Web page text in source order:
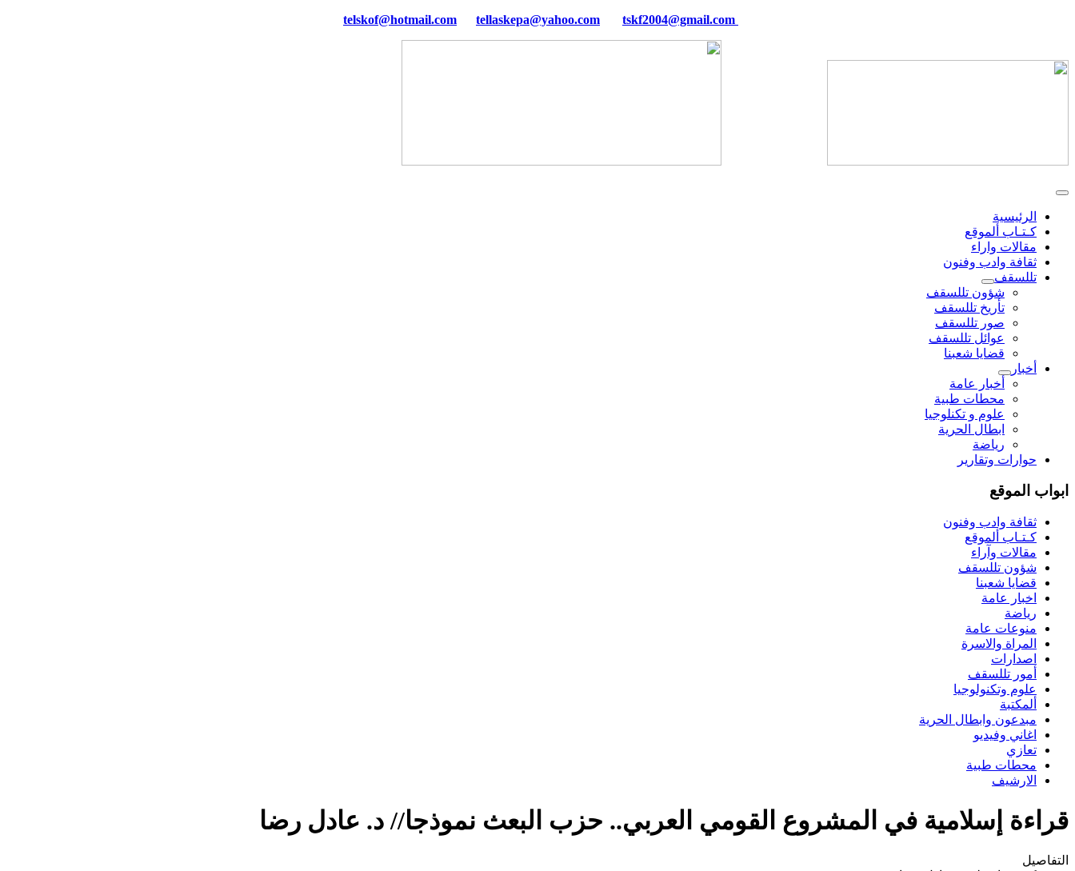
tellaskepa@yahoo.com tskf2004@gmail.com
الرئيسية
كـتـاب ألموقع
مقالات واراء
ثقافة وادب وفنون
تللسقف
شؤون تللسقف
تأريخ تللسقف
صور تللسقف
عوائل تللسقف
قضايا شعبنا
أخبار
أخبار عامة
محطات طبية
علوم و تکنلوجیا
ابطال الحرية
رياضة
حوارات وتقارير
ابواب الموقع
ثقافة وادب وفنون
كـتـاب ألموقع
مقالات وآراء
شؤون تللسقف
قضايا شعبنا
اخبار عامة
رياضة
منوعات عامة
المراة والاسرة
اصدارات
أمور تللسقف
علوم وتكنولوجيا
ألمكتبة
مبدعون وابطال الحرية
اغاني وفيديو
تعازي
محطات طبية
الارشيف
قراءة إسلامية في المشروع القومي العربي.. حزب البعث نموذجا// د. عادل رضا
التفاصيل